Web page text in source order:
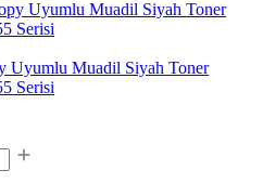
Uyumlu Muadil Siyah Toner
Serisi